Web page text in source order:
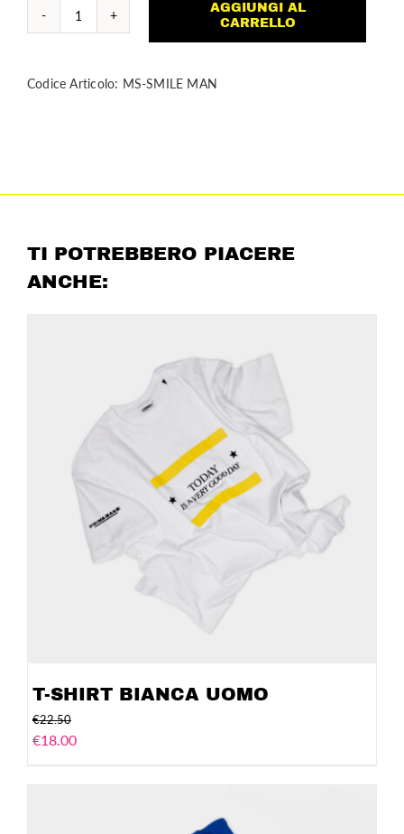
FELPA
IN
AGGIUNGI AL
CARRELLO
Codice Articolo: MS-SMILE MAN
TI POTREBBERO PIACERE
ANCHE:
T-SHIRT BIANCA UOMO
€22.50
€18.00